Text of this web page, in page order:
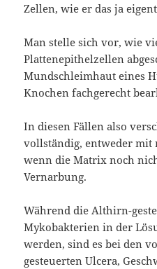
Zellen, wie er das ja
Man stelle sich vor, wie
Plattenepithelzellen
Mundschleimhaut eines
Knochen fachgerecht
In diesen Fällen also
vollständig, entweder
wenn die Matrix noch
Vernarbung.
Während die Althirn-
Mykobakterien in der
werden, sind es bei den
gesteuerten Ulcera,